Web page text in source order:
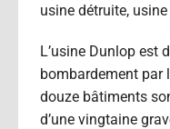
usine détruite,
L’usine Dunlop est
bombardement par
douze bâtiments
d’une vingtaine